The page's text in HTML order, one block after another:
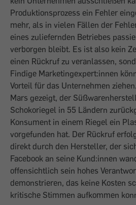
Produktionsprozess ein Fehler
mehr, als in vielen Fällen der
eines zuliefernden Betriebes
verborgen bleibt. Es ist also kein
einen Rückruf zu veranlassen,
Findige Marketingexpert:innen
Vorteil für das Unternehmen
Mars gezeigt, der
Schokoriegel in 55 Ländern
Konsument in einem Riegel ein
vorgefunden hat. Der Rückruf
direkt durch den Hersteller, der
Facebook an seine Kund:innen
offensichtlich sein hohes
demonstrieren, das keine Kosten
kritische Stimmen aufkommen